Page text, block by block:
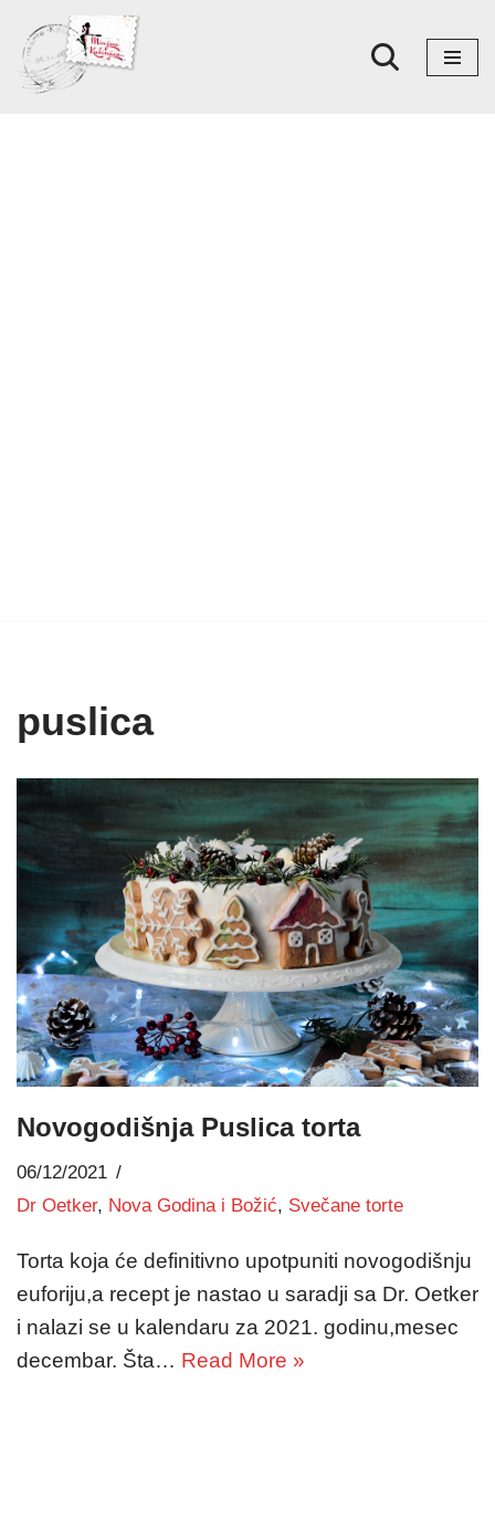
Skoči
na
puslica
Novogodišnja Puslica torta
06/12/2021
Dr Oetker, Nova Godina i Božić, Svečane torte
Torta koja će definitivno upotpuniti novogodišnju
euforiju,a recept je nastao u saradji sa Dr. Oetker
i nalazi se u kalendaru za 2021. godinu,mesec
decembar. Šta… Read More »